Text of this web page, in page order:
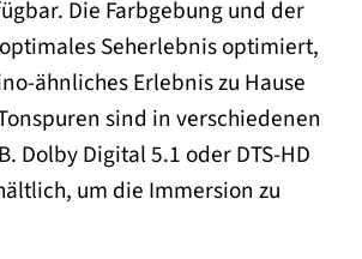
Die Farbgebung und der
Seherlebnis optimiert,
ähnliches Erlebnis zu Hause
sind in verschiedenen
Dolby Digital 5.1 oder DTS-HD
um die Immersion zu